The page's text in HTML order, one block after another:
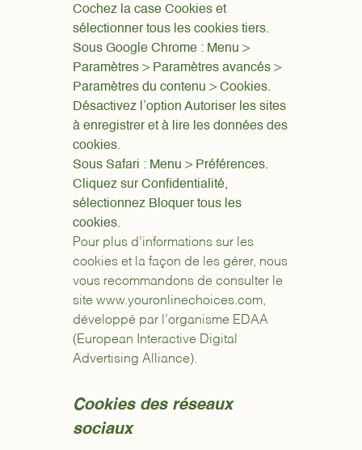
Cochez la case Cookies et
sélectionner tous les cookies tiers.
Sous Google Chrome : Menu >
Paramètres > Paramètres avancés >
Paramètres du contenu > Cookies.
Désactivez l’option Autoriser les sites
à enregistrer et à lire les données des
cookies.
Sous Safari : Menu > Préférences.
Cliquez sur Confidentialité,
sélectionnez Bloquer tous les
cookies.
Pour plus d’informations sur les
cookies et la façon de les gérer, nous
vous recommandons de consulter le
site www.youronlinechoices.com,
développé par l’organisme EDAA
(European Interactive Digital
Advertising Alliance).
Cookies des réseaux
sociaux